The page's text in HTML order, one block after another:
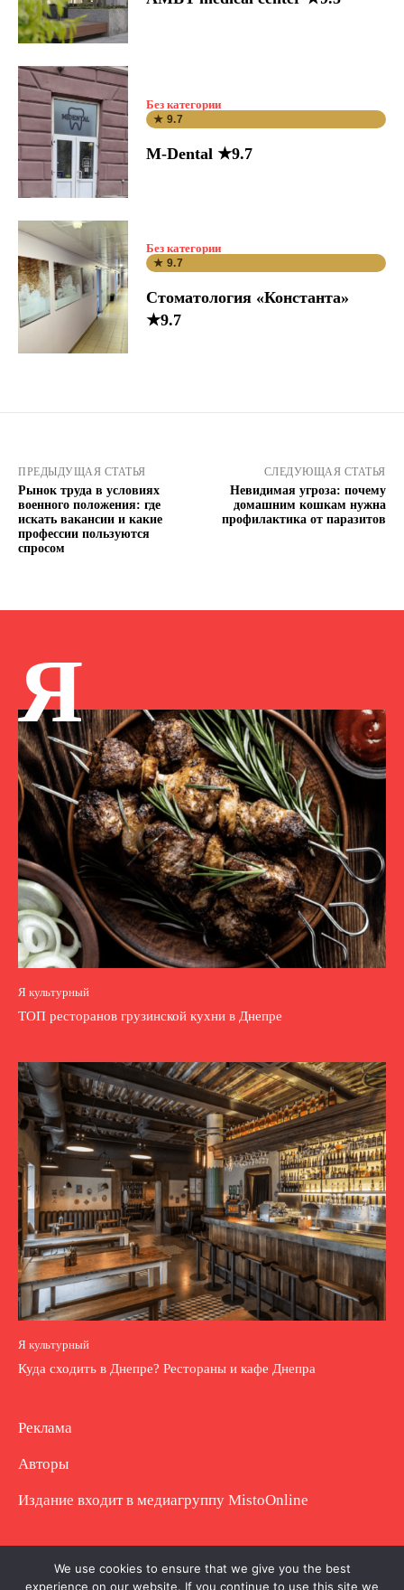
Без категории
★ 9.7
M-Dental ★9.7
Без категории
★ 9.7
Стоматология «Константа»
★9.7
ПРЕДЫДУЩАЯ СТАТЬЯ
Рынок труда в условиях
военного положения: где
искать вакансии и какие
профессии пользуются
спросом
СЛЕДУЮЩАЯ СТАТЬЯ
Невидимая угроза: почему
домашним кошкам нужна
профилактика от паразитов
Я
Я культурный
ТОП ресторанов грузинской кухни в Днепре
Я культурный
Куда сходить в Днепре? Рестораны и кафе Днепра
Реклама
Авторы
Издание входит в медиагруппу MistoOnline
Copyright © Полное использование материала
We use cookies to ensure that we give you the best
experience on our website. If you continue to use this site we